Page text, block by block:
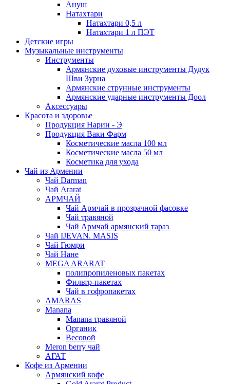
Ануш
Натахтари
Натахтари 0,5 л
Натахтари 1 л ПЭТ
Детские игры
Музыкальные инструменты
Инструменты
Армянские духовые инструменты Дудук
Шви Зурна
Армянские струнные инструменты
Армянские ударные инструменты Доол
Аксессуары
Красота и здоровье
Продукция Нарин - Э
Продукция Ваки Фарм
Косметические масла 100 мл
Косметические масла 50 мл
Косметика для ухода
Чай из Армении
Чай Darman
Чай Ararat
АРМЧАЙ
Чай Армчай в прозрачной фасовке
Чай травяной
Чай Армчай армянский тараз
Чай IJEVAN. MASIS
Чай Гюмри
Чай Нане
MEGA ARARAT
полипропиленовых пакетах
Фильтр-пакетах
Чай в гофропакетах
AMARAS
Manana
Manana травяной
Органик
Весовой
Meron berry чай
АГАТ
Кофе из Армении
Армянский кофе